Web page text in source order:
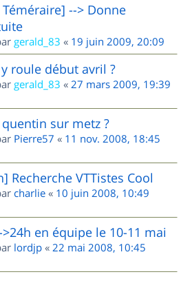
--> Donne
gerald_83 « 19 juin 2009, 20:09
roule début avril ?
gerald_83 « 27 mars 2009, 19:39
sur metz ?
Pierre57 « 11 nov. 2008, 18:45
Recherche VTTistes Cool
charlie « 10 juin 2008, 10:49
en équipe le 10-11 mai
lordjp « 22 mai 2008, 10:45